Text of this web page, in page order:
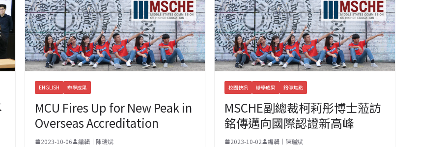
ENGLISH 辦學成果
MCU Fires Up for New Peak in
Overseas Accreditation
2023-10-06
編輯｜陳瑞斌
校園快訊 辦學成果 銘傳焦點
MSCHE副總裁柯莉彤博士蒞訪
銘傳邁向國際認證新高峰
2023-10-02
編輯｜陳瑞斌